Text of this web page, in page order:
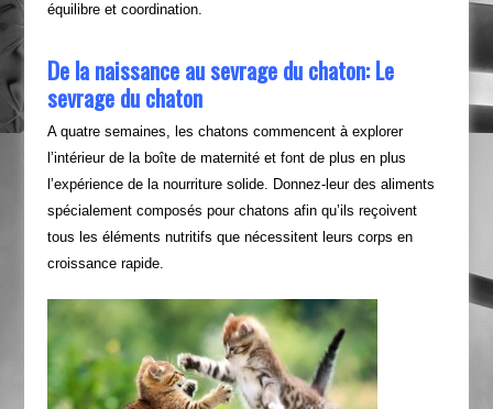
équilibre et coordination.
De la naissance au sevrage du chaton: Le
sevrage du chaton
A quatre semaines, les chatons commencent à explorer
l’intérieur de la boîte de maternité et font de plus en plus
l’expérience de la nourriture solide. Donnez-leur des aliments
spécialement composés pour chatons afin qu’ils reçoivent
tous les éléments nutritifs que nécessitent leurs corps en
croissance rapide.